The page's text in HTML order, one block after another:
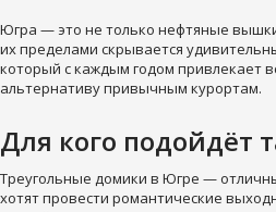
Югра — это не только нефтяные
их пределами скрывается
который с каждым годом привлекает
альтернативу привычным курортам.
Для кого подойдёт
Треугольные домики в Югре —
хотят провести романтические